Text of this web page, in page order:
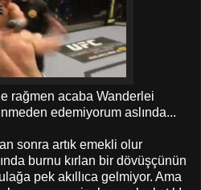
rağmen acaba Wanderlei
edemiyorum aslında...
sonra artık emekli olur
burnu kırlan bir dövüşçünün
pek akıllıca gelmiyor. Ama